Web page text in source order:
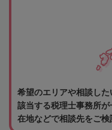
希望のエリアや相談した
該当する税理士事務所
在地などで相談先をご検